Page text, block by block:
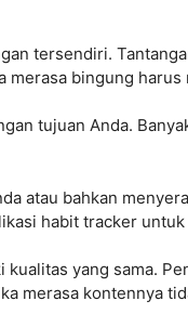
tersendiri.
bingung harus
tujuan Anda.
atau bahkan
habit tracker
yang sama.
merasa kontennya